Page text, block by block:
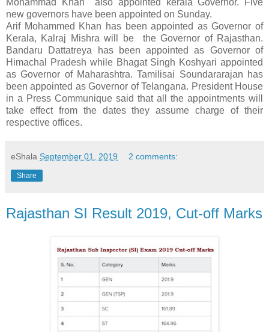
new governors have been appointed on Sunday.
Arif Mohammed Khan has been appointed as Governor of
Kerala, Kalraj Mishra will be the Governor of Rajasthan.
Bandaru Dattatreya has been appointed as Governor of
Himachal Pradesh while Bhagat Singh Koshyari appointed
as Governor of Maharashtra. Tamilisai Soundararajan has
been appointed as Governor of Telangana. President House
in a Press Communique said that all the appointments will
take effect from the dates they assume charge of their
respective offices.
eShala September 01, 2019 2 comments:
Share
Rajasthan SI Result 2019, Cut-off Marks